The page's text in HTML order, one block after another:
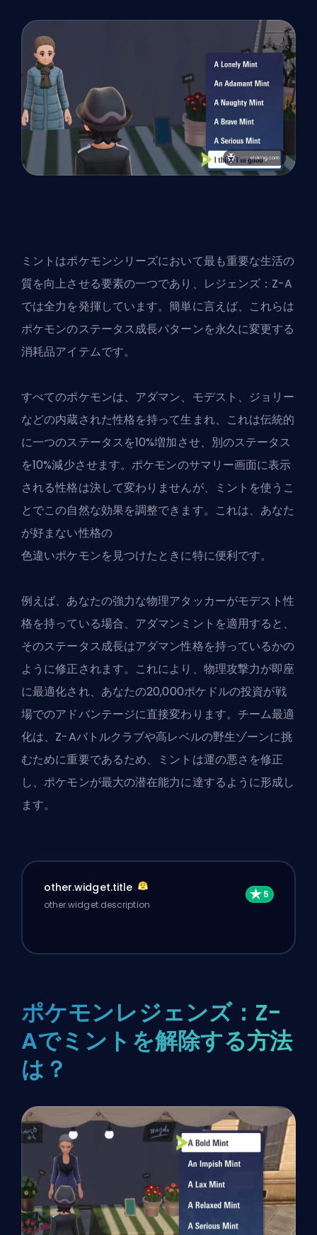
ミントはポケモンシリーズにおいて最も重要な生活の
質を向上させる要素の一つであり、レジェンズ：Z-A
では全力を発揮しています。簡単に言えば、これらは
ポケモンのステータス成長パターンを永久に変更する
消耗品アイテムです。
すべてのポケモンは、アダマン、モデスト、ジョリー
などの内蔵された性格を持って生まれ、これは伝統的
に一つのステータスを10%増加させ、別のステータス
を10%減少させます。ポケモンのサマリー画面に表示
される性格は決して変わりませんが、ミントを使うこ
とでこの自然な効果を調整できます。これは、あなた
が好まない性格の
色違いポケモンを見つけたときに特に便利です。
例えば、あなたの強力な物理アタッカーがモデスト性
格を持っている場合、アダマンミントを適用すると、
そのステータス成長はアダマン性格を持っているかの
ように修正されます。これにより、物理攻撃力が即座
に最適化され、あなたの20,000ポケドルの投資が戦
場でのアドバンテージに直接変わります。チーム最適
化は、Z-Aバトルクラブや高レベルの野生ゾーンに挑
むために重要であるため、ミントは運の悪さを修正
し、ポケモンが最大の潜在能力に達するように形成し
ます。
other.widget.title
other.widget.description
ポケモンレジェンズ：Z-
Aでミントを解除する方法
は？